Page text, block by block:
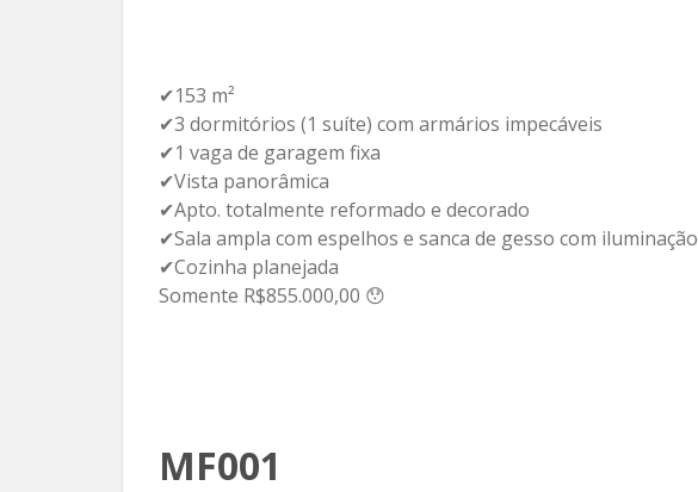
✔153 m²
✔3 dormitórios (1 suíte) com armários impecáveis
✔1 vaga de garagem fixa
✔Vista panorâmica
✔Apto. totalmente reformado e decorado
✔Sala ampla com espelhos e sanca de gesso com iluminação
✔Cozinha planejada
Somente R$855.000,00 😯
MF001